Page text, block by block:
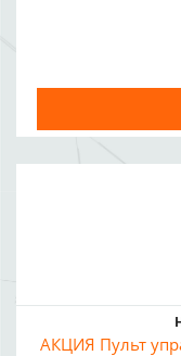
АКЦИЯ Пульт